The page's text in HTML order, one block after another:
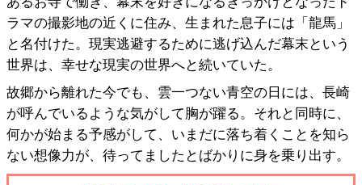
ラマの撮影地の近くに住み、生まれた息子には「龍馬」
と名付けた。現実逃避するために逃げ込んだ幕末という
世界は、幸せな現実の世界へと続いていた。
故郷から離れた今でも、雲一つない青空の日には、長崎
が呼んでいるような気がして胸が躍る。それと同時に、
何かが始まる予感がして、いまだに落ち着くことを知ら
ない想像力が、待ってましたとばかりに身を乗り出す。